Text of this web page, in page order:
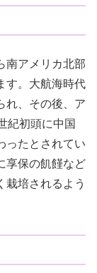
南アメリカ北部
す。大航海時代
れ、その後、ア
紀初頭に中国
ったとされてい
享保の飢饉など
栽培されるよう